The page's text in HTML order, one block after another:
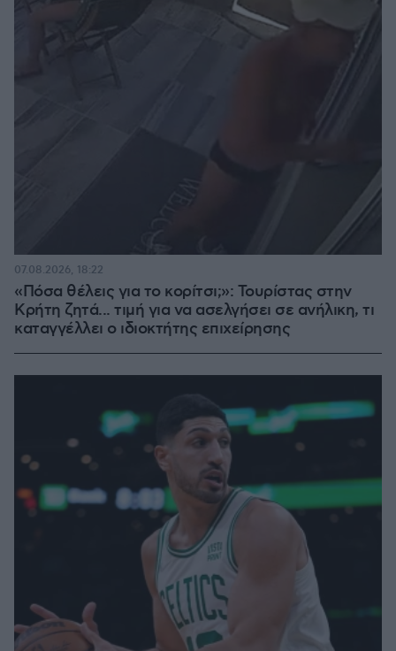
«Πόσα θέλεις για το κορίτσι;»: Τουρίστας στην
Κρήτη ζητά... τιμή για να ασελγήσει σε ανήλικη, τι
καταγγέλλει ο ιδιοκτήτης επιχείρησης
07.08.2026, 18:22